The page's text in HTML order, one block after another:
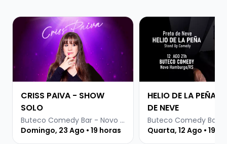
Veja mais sobre CRISS PAIVA - SHOW SOLO
CRISS PAIVA - SHOW
SOLO
Buteco Comedy Bar - Novo Hamburgo
Domingo, 23 Ago • 19 horas
Veja mais sobre HELIO
HELIO DE LA PEÑA -
DE NEVE
Quarta, 12 Ago • 19